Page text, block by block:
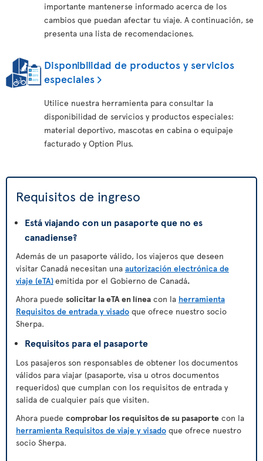
importante mantenerse informado acerca de los
cambios que puedan afectar tu viaje. A continuación, se
presenta una lista de recomendaciones.
Disponibilidad de productos y servicios
especiales
Utilice nuestra herramienta para consultar la
disponibilidad de servicios y productos especiales:
material deportivo, mascotas en cabina o equipaje
facturado y Option Plus.
Requisitos de ingreso
Está viajando con un pasaporte que no es
canadiense?
Además de un pasaporte válido, los viajeros que deseen
visitar Canadá necesitan una autorización electrónica de
viaje (eTA)emitida por el Gobierno de Canadá.
Ahora puede solicitar la eTA en línea con la herramienta
Requisitos de entrada y visado que ofrece nuestro socio
Sherpa.
Requisitos para el pasaporte
Los pasajeros son responsables de obtener los documentos
válidos para viajar (pasaporte, visa u otros documentos
requeridos) que cumplan con los requisitos de entrada y
salida de cualquier país que visiten.
Ahora puede comprobar los requisitos de su pasaporte con la
herramienta Requisitos de viaje y visado que ofrece nuestro
socio Sherpa.